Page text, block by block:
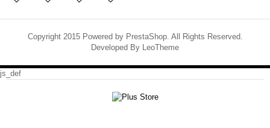
Copyright 2015 Powered by PrestaShop. All Rights Reserved.
Developed By LeoTheme
js_def